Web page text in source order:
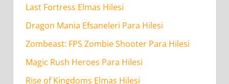
Last Fortress Elmas Hilesi
Dragon Mania Efsaneleri Para Hilesi
Zombeast: FPS Zombie Shooter Para Hilesi
Magic Rush Heroes Para Hilesi
Rise of Kingdoms Elmas Hilesi